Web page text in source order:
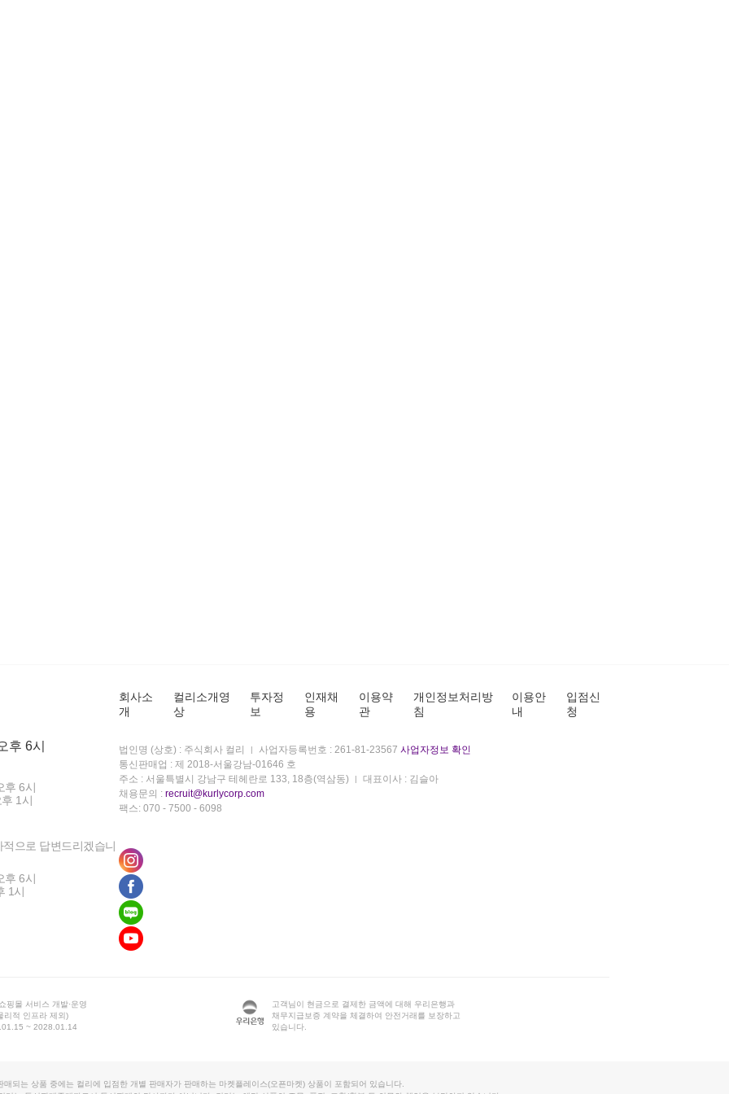
후 6시
후 6시
1시
으로 답변드리겠습니
후 6시
1시
회사소
개
컬리소개영
상
투자정
보
인재채
용
이용약
관
개인정보처리방
침
이용안
내
입점신
청
법인명 (상호) : 주식회사 컬리 사업자등록번호 : 261-81-23567 사업자정보 확인
통신판매업 : 제 2018-서울강남-01646 호
주소 : 서울특별시 강남구 테헤란로 133, 18층(역삼동)
대표이사 : 김슬아
채용문의 : recruit@kurlycorp.com
팩스: 070 - 7500 - 6098
핑몰 서비스 개발·운영
리적 인프라 제외)
~ 2028.01.14
고객님이 현금으로 결제한 금액에 대해 우리은행과
채무지급보증 계약을 체결하여 안전거래를 보장하고
있습니다.
매되는 상품 중에는 컬리에 입점한 개별 판매자가 판매하는 마켓플레이스(오픈마켓) 상품이 포함되어 있습니다.